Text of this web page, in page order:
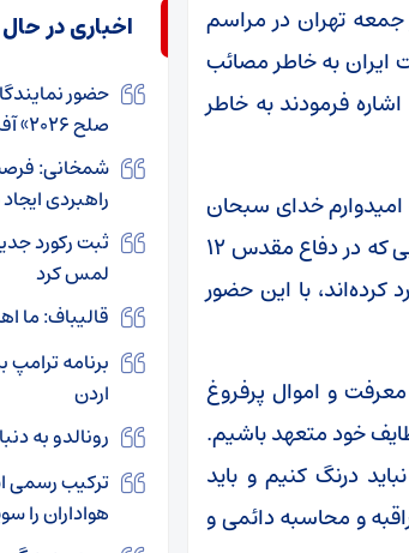
تهران در مراسم
۱۴۰۴ ضمن تسلیت به ملت ایران به خاطر مصائب
فرمودند به خاطر
امیدوارم خدای سبحان
بر زخمی که دشمنان امت اسلامی، استکبار جهانی، صهیونیست‌ها و قدرت‌هایی که در دفاع مقدس ۱۲
با این حضور
و اموال پرفروغ
خود متعهد باشیم.
درنگ کنیم و باید
و محاسبه دائمی و
اخباری در
حضور
صلح ۲۰۲۶» آفریقای جنوبی
شمخانی:
راهبردی
ثبت رکورد
لمس کرد
قالیباف: ما
برنامه
اردن
رونالدو به
ترکیب رسمی
هواداران را